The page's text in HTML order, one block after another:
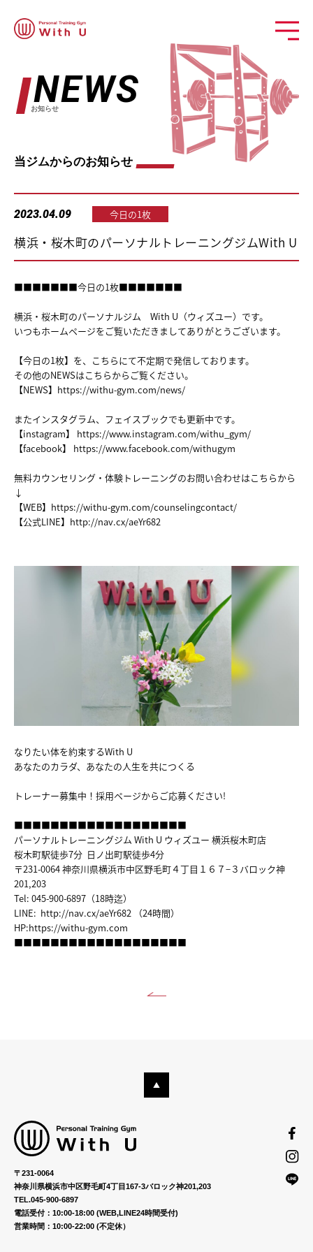
NEWS
MENU&PRICE
ACCESS
COUNSELING&CONTTACT
NEWS
お知らせ
当ジムからのお知らせ
2023.04.09 今日の1枚
横浜・桜木町のパーソナルトレーニングジムWith U
■■■■■■■今日の1枚■■■■■■■
横浜・桜木町のパーソナルジム With U（ウィズユー）です。
いつもホームページをご覧いただきましてありがとうございます。
【今日の1枚】を、こちらにて不定期で発信しております。
その他のNEWSはこちらからご覧ください。
【NEWS】 https://withu-gym.com/news/
またインスタグラム、フェイスブックでも更新中です。
【instagram】 https://www.instagram.com/withu_gym/
【facebook】 https://www.facebook.com/withugym
無料カウンセリング・体験トレーニングのお問い合わせはこちらから
↓
【WEB】 https://withu-gym.com/counselingcontact/
【公式LINE】 http://nav.cx/aeYr682
なりたい体を約束するWith U
あなたのカラダ、あなたの人生を共につくる
トレーナー募集中！採用ページからご応募ください!
■■■■■■■■■■■■■■■■■■■
パーソナルトレーニングジム With U ウィズユー 横浜桜木町店
桜木町駅徒歩7分 日ノ出町駅徒歩4分
〒231-0064 神奈川県横浜市中区野毛町４丁目１６７−３バロック神
201,203
Tel: 045-900-6897（18時迄）
LINE: http://nav.cx/aeYr682 （24時間）
HP:https://withu-gym.com
■■■■■■■■■■■■■■■■■■■
〒231-0064
神奈川県横浜市中区野毛町4丁目167-3バロック神201,203
TEL.045-900-6897
電話受付：10:00-18:00 (WEB,LINE24時間受付)
営業時間：10:00-22:00 (不定休）